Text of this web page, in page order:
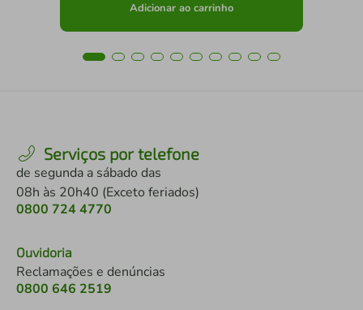
Adicionar ao carrinho
Serviços por telefone
de segunda a sábado das
08h às 20h40 (Exceto feriados)
0800 724 4770
Ouvidoria
Reclamações e denúncias
0800 646 2519